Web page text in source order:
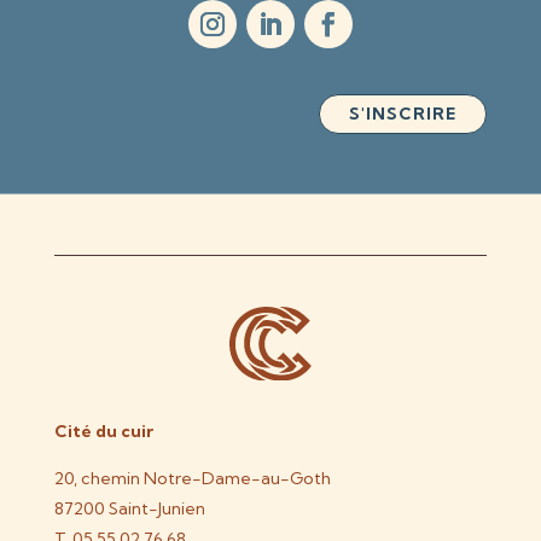
S'INSCRIRE
Cité du cuir
20, chemin Notre-Dame-au-Goth
87200 Saint-Junien